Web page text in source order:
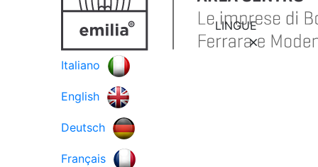
LINGUE
Italiano
English
Deutsch
Français